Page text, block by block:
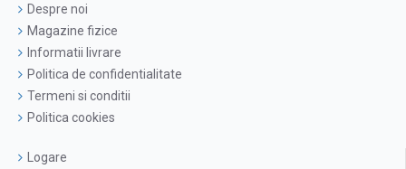
Despre noi
Magazine fizice
Informatii livrare
Politica de confidentialitate
Termeni si conditii
Politica cookies
Logare